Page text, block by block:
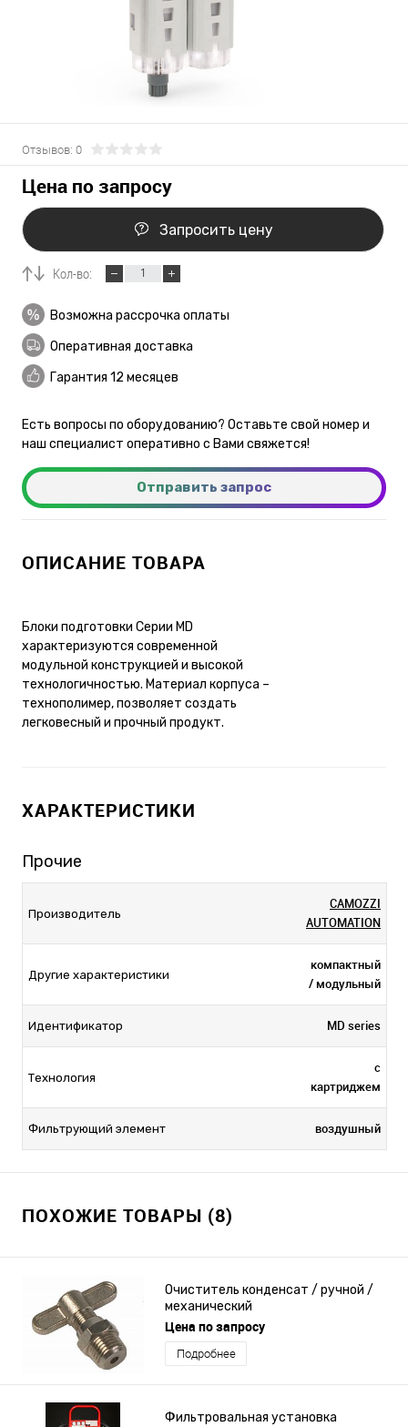
Отзывов: 0
Цена по запросу
Запросить цену
Кол-во:
Возможна рассрочка оплаты
Оперативная доставка
Гарантия 12 месяцев
Есть вопросы по оборудованию? Оставьте свой номер и
наш специалист оперативно с Вами свяжется!
Отправить запрос
ОПИСАНИЕ ТОВАРА
Блоки подготовки Серии MD
характеризуются современной
модульной конструкцией и высокой
технологичностью. Материал корпуса –
технополимер, позволяет создать
легковесный и прочный продукт.
ХАРАКТЕРИСТИКИ
Прочие
Производитель
CAMOZZI
AUTOMATION
Другие характеристики
компактный
/ модульный
Идентификатор MD series
Технология
с
картриджем
Фильтрующий элемент воздушный
ПОХОЖИЕ ТОВАРЫ (8)
Очиститель конденсат / ручной /
механический
Цена по запросу
Подробнее
Фильтровальная установка